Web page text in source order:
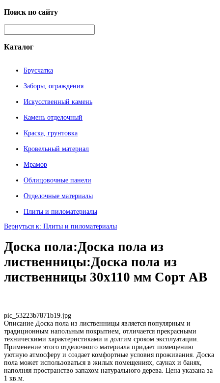
Поиск по сайту
Каталог
Брусчатка
Заборы, ограждения
Искусственный камень
Камень отделочный
Краска, грунтовка
Кровельный материал
Мрамор
Облицовочные панели
Отделочные материалы
Плиты и пиломатериалы
Вернуться к: Плиты и пиломатериалы
Доска пола:Доска пола из
лиственницы:Доска пола из
лиственницы 30х110 мм Сорт АВ
pic_53223b7871b19.jpg
Описание Доска пола из лиственницы является популярным и
традиционным напольным покрытием, отличается прекрасными
техническими характеристиками и долгим сроком эксплуатации.
Применение этого отделочного материала придает помещению
уютную атмосферу и создает комфортные условия проживания. Доска
пола может использоваться в жилых помещениях, саунах и банях,
наполняя пространство запахом натурального дерева. Цена указана за
1 кв.м.